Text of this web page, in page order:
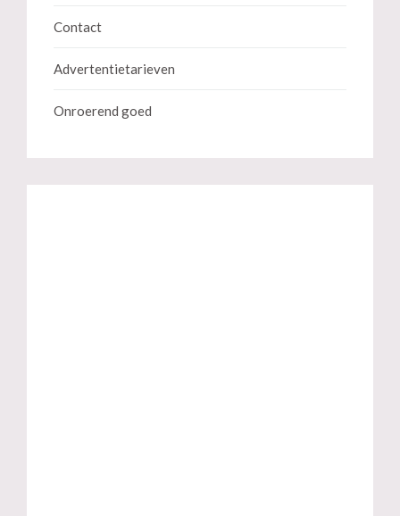
Contact
Advertentietarieven
Onroerend goed